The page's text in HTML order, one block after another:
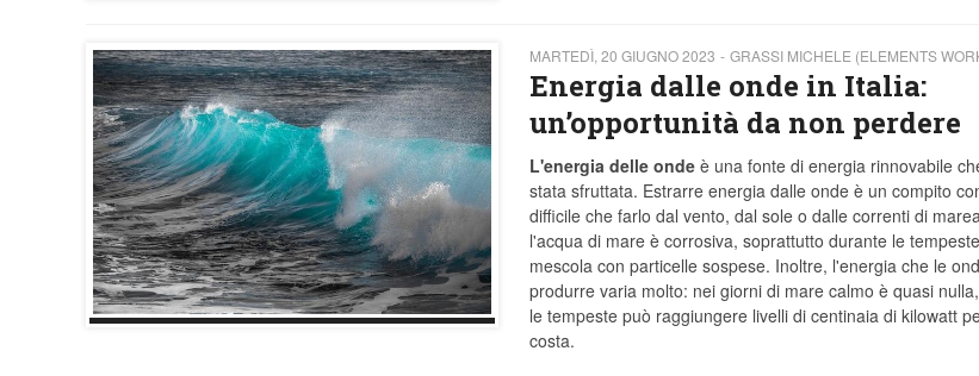
MARTEDÌ, 20 GIUGNO 2023 GRASSI MICHELE (ELEMENTS
Energia dalle onde in Italia:
un’opportunità da non perdere
L'energia delle ondeè una fonte di energia rinnovabile
stata sfruttata. Estrarre energia dalle onde è un compito
difficile che farlo dal vento, dal sole o dalle correnti di
l'acqua di mare è corrosiva, soprattutto durante le
mescola con particelle sospese. Inoltre, l'energia che le
produrre varia molto: nei giorni di mare calmo è quasi
le tempeste può raggiungere livelli di centinaia di kilowatt
costa.